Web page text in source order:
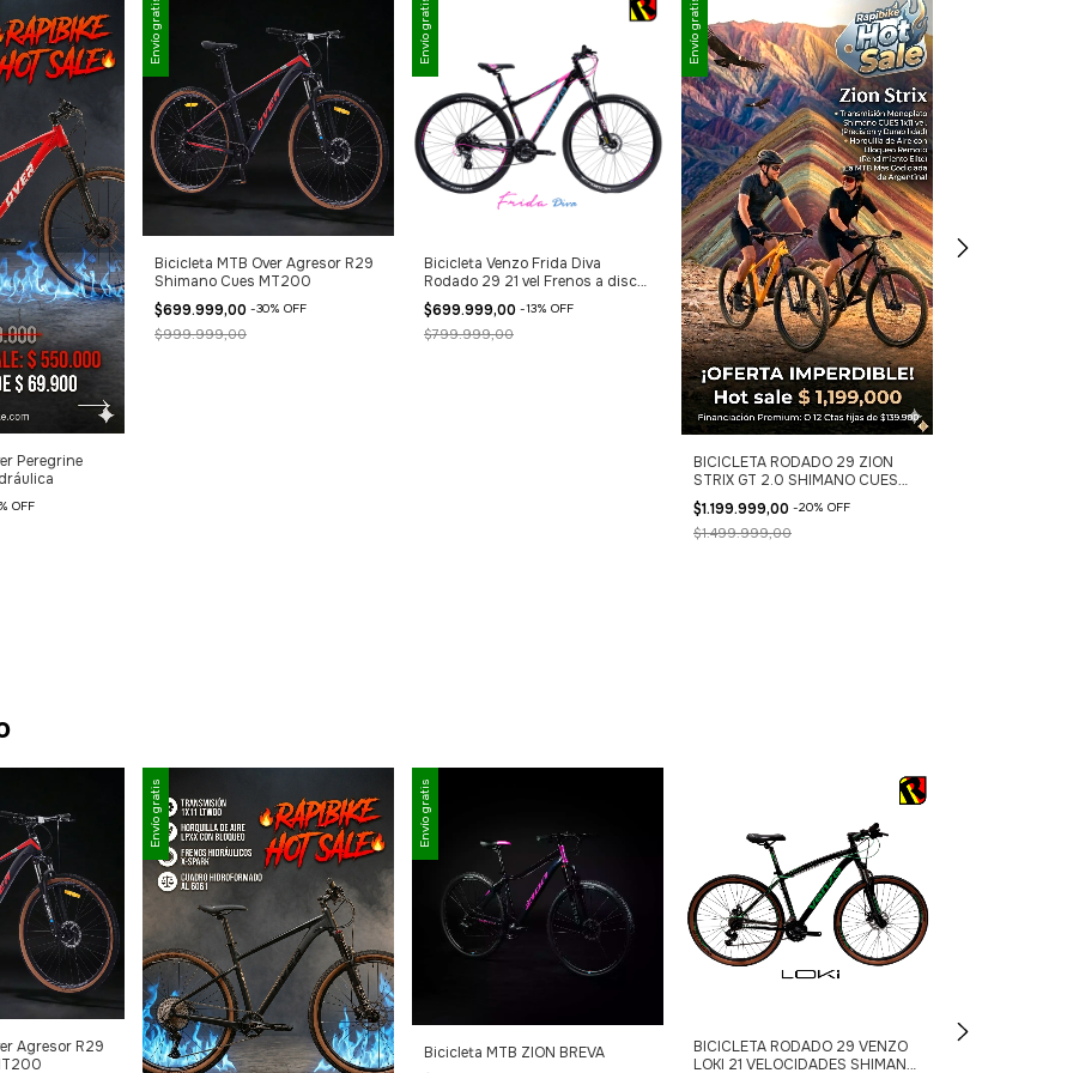
Peregrine
% OFF
Envío gratis
Bicicleta MTB Over Agresor R29
Shimano Cues MT200
$699.999,00 -30% OFF
$999.999,00
Envío gratis
Bicicleta Venzo Frida Diva
Rodado 29 21 vel Frenos a disco
160mm !!!!
$699.999,00 -13% OFF
$799.999,00
Envío gratis
BICICLETA RODADO 29 ZION
STRIX GT 2.0 SHIMANO CUES
11vel
$1.199.999,00 -20% OFF
$1.499.999,00
Agresor R29
Envío gratis Envío gratis
Bicicleta MTB ZION BREVA
BICICLETA RODADO 29 VENZO
LOKI 21 VELOCIDADES SHIMANO